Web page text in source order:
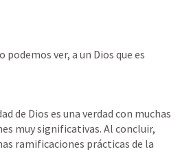
podemos ver, a un Dios que es
de Dios es una verdad con muchas
muy significativas. Al concluir,
ramificaciones prácticas de la